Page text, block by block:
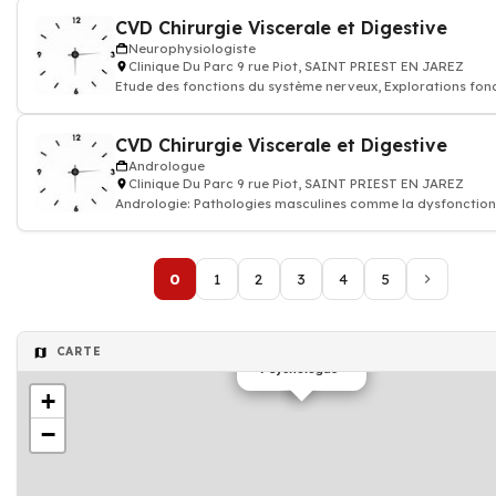
CVD Chirurgie Viscerale et Digestive
Neurophysiologiste
Clinique Du Parc 9 rue Piot, SAINT PRIEST EN JAREZ
Etude des fonctions du système nerveux, Explorations
CVD Chirurgie Viscerale et Digestive
Andrologue
Clinique Du Parc 9 rue Piot, SAINT PRIEST EN JAREZ
Andrologie: Pathologies masculines comme la
0 1 2 3 4 5
CARTE
+
−